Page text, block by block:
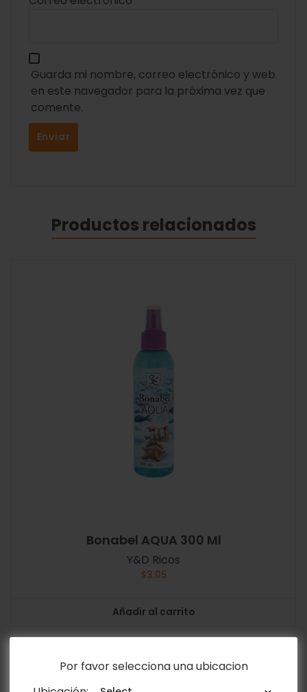
Por favor selecciona una ubicacion
Guarda mi nombre, correo electrónico y web
en este navegador para la próxima vez que
comente.
Productos relacionados
Bonabel AQUA 300 Ml
Y&D Ricos
$3.05
Añadir al carrito